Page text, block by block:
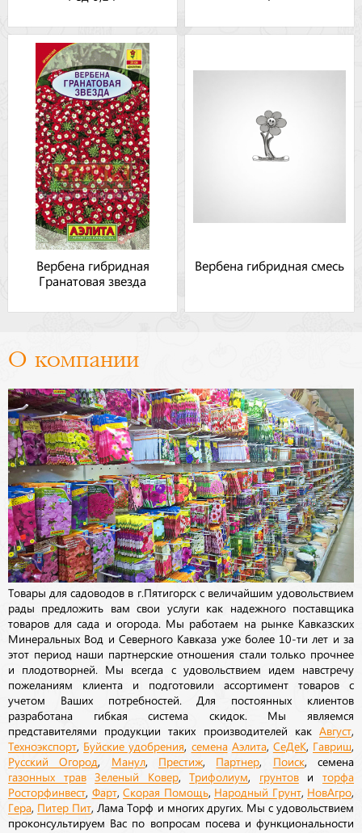
Вербена гибридная
Гранатовая звезда
Вербена гибридная смесь
О компании
Товары для садоводов в г.Пятигорск с величайшим удовольствием
рады предложить вам свои услуги как надежного поставщика
товаров для сада и огорода. Мы работаем на рынке Кавказских
Минеральных Вод и Северного Кавказа уже более 10-ти лет и за
этот период наши партнерские отношения стали только прочнее
и плодотворней. Мы всегда с удовольствием идем навстречу
пожеланиям клиента и подготовили ассортимент товаров с
учетом Ваших потребностей. Для постоянных клиентов
разработана гибкая система скидок. Мы являемся
представителями продукции таких производителей как Август
Техноэкспорт Буйские удобрения семена Аэлита, СеДеК Гавриш
Русский Огород Манул, Престиж Партнер Поиск, семена
газонных трав Зеленый Ковер,Трифолиум грунтовиторфа
Росторфинвест Фарт, Скорая Помощь Народный Грунт, НовАгро
Гера Питер Пит , Лама Торф и многих других. Мы с удовольствием
проконсультируем Вас по вопросам посева и функциональности